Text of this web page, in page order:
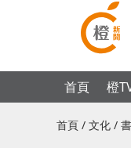
首頁 橙
首頁 / 文化 /